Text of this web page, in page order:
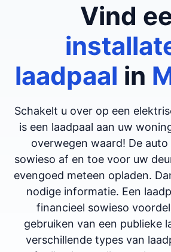
Vind
laadpaal in
Schakelt u over op een
is een laadpaal aan uw
overwegen waard! De
sowieso af en toe voor uw
evengoed meteen opladen.
nodige informatie. Een
financieel sowieso
gebruiken van een publieke
verschillende types van